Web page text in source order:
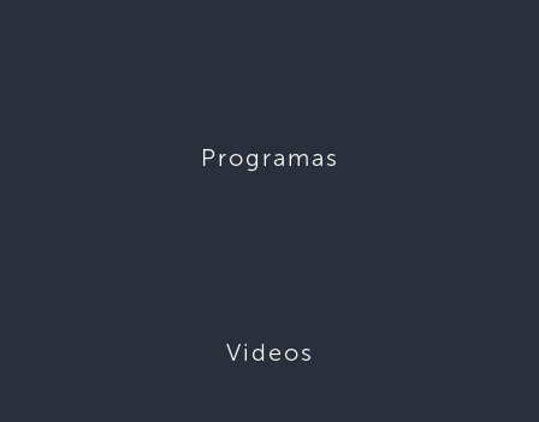
Programas
Videos